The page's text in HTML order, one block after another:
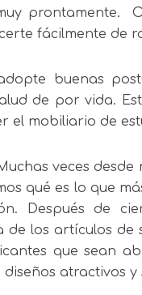
prontamente.
fácilmente de
buenas
de por vida.
el mobiliario de
veces desde
qué es lo que
Después de
de los artículos
que sean
atractivos y